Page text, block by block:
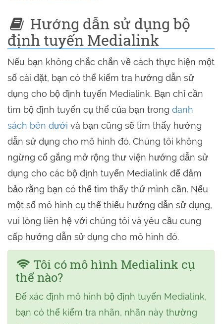
Hướng dẫn sử dụng bộ
định tuyến Medialink
Nếu bạn không chắc chắn về cách thực hiện một
số cài đặt, bạn có thể kiểm tra hướng dẫn sử
dụng cho bộ định tuyến Medialink. Bạn chỉ cần
tìm bộ định tuyến cụ thể của bạn trong danh
sách bên dưới và bạn cũng sẽ tìm thấy hướng
dẫn sử dụng cho mô hình đó. Chúng tôi không
ngừng cố gắng mở rộng thư viện hướng dẫn sử
dụng cho các bộ định tuyến Medialink để đảm
bảo rằng bạn có thể tìm thấy thứ mình cần. Nếu
một số mô hình cụ thể thiếu hướng dẫn sử dụng,
vui lòng liên hệ với chúng tôi và yêu cầu cung
cấp hướng dẫn sử dụng cho mô hình đó.
Tôi có mô hình Medialink cụ
thể nào?
Để xác định mô hình bộ định tuyến Medialink,
bạn có thể kiểm tra nhãn, nhãn này thường